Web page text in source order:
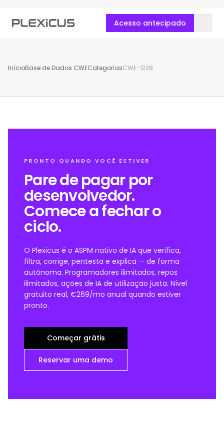
Acesso antecipado
InícioBase de Dados CWECategoriasCWE-1228
PRONTO QUANDO VOCÊ ESTIVER
Pare de pagar por
desenvolvedor.
Comece a fechar o
ciclo.
O Plexicus é o ASPM nativo de IA que verifica,
filtra, corrige, pentesta e explica — de forma
autónoma. Programadores ilimitados, repos
ilimitados, ações de IA de utilização justa. Nível
gratuito real, €269/mo anual quando estiver
pronto.
Começar grátis
Reservar uma demo